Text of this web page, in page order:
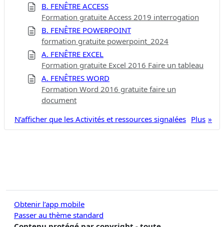
B. FENÊTRE ACCESS
Formation gratuite Access 2019 interrogation
B. FENÊTRE POWERPOINT
formation gratuite powerpoint_2024
A. FENÊTRE EXCEL
Formation gratuite Excel 2016 Faire un tableau
A. FENÊTRES WORD
Formation Word 2016 gratuite faire un
document
Plus
N’afficher que les Activités et ressources signalées
Obtenir l’app mobile
Passer au thème standard